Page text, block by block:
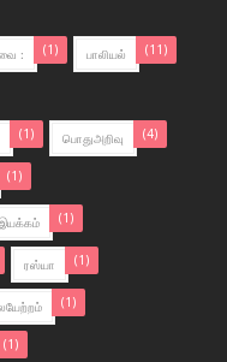
: (1) பாலியல் (11)
(1) பொதுஅறிவு (4)
(1)
(1)
ரஸ்யா (1)
(1)
(1)